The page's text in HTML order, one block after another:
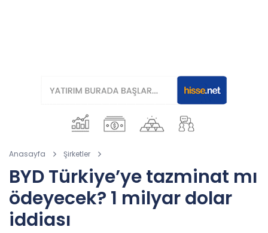
Anasayfa Şirketler
BYD Türkiye’ye tazminat mı
ödeyecek? 1 milyar dolar
iddiası